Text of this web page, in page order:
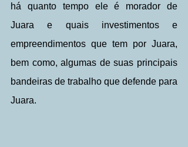
há quanto tempo ele é morador de
Juara e quais investimentos e
empreendimentos que tem por Juara,
bem como, algumas de suas principais
bandeiras de trabalho que defende para
Juara.